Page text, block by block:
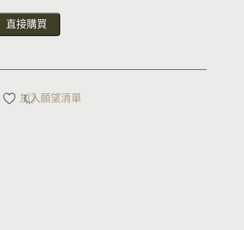
直接購買
加入願望清單